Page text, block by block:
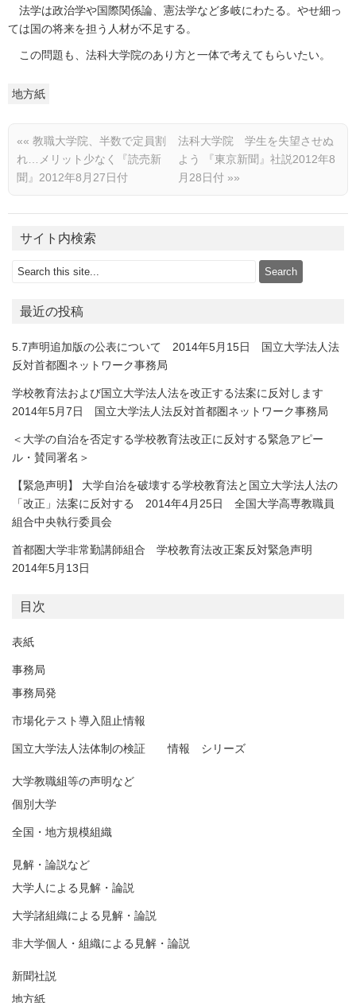
法学は政治学や国際関係論、憲法学など多岐にわたる。やせ細っ
ては国の将来を担う人材が不足する。
この問題も、法科大学院のあり方と一体で考えてもらいたい。
地方紙
«« 教職大学院、半数で定員割
れ…メリット少なく『読売新
聞』2012年8月27日付
法科大学院 学生を失望させぬ
よう 『東京新聞』社説2012年8
月28日付 »»
サイト内検索
最近の投稿
5.7声明追加版の公表について 2014年5月15日 国立大学法人法
反対首都圏ネットワーク事務局
学校教育法および国立大学法人法を改正する法案に反対します
2014年5月7日 国立大学法人法反対首都圏ネットワーク事務局
＜大学の自治を否定する学校教育法改正に反対する緊急アピー
ル・賛同署名＞
【緊急声明】 大学自治を破壊する学校教育法と国立大学法人法の
「改正」法案に反対する 2014年4月25日 全国大学高専教職員
組合中央執行委員会
首都圏大学非常勤講師組合 学校教育法改正案反対緊急声明
2014年5月13日
目次
表紙
事務局
事務局発
市場化テスト導入阻止情報
国立大学法人法体制の検証 情報 シリーズ
大学教職組等の声明など
個別大学
全国・地方規模組織
見解・論説など
大学人による見解・論説
大学諸組織による見解・論説
非大学個人・組織による見解・論説
新聞社説
地方紙